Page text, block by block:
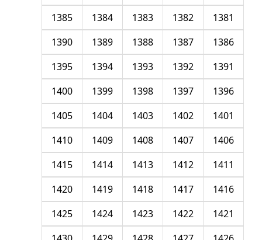
1381
1382
1383
1384
1385
1386
1387
1388
1389
1390
1391
1392
1393
1394
1395
1396
1397
1398
1399
1400
1401
1402
1403
1404
1405
1406
1407
1408
1409
1410
1411
1412
1413
1414
1415
1416
1417
1418
1419
1420
1421
1422
1423
1424
1425